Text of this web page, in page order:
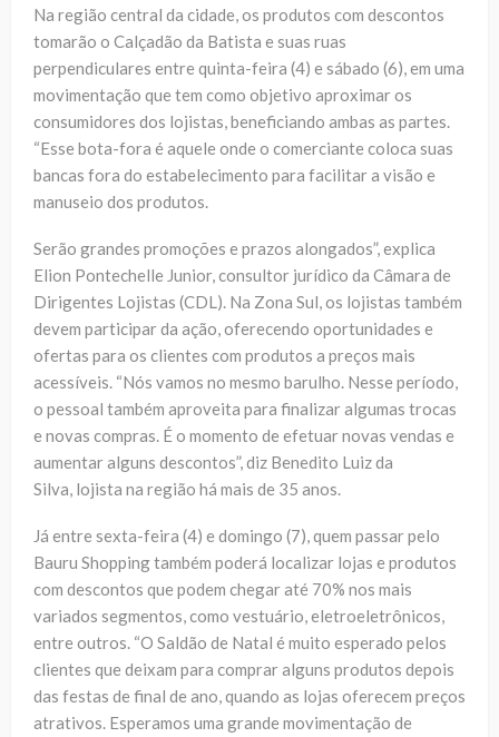
Na região central da cidade, os produtos com descontos
tomarão o Calçadão da Batista e suas ruas
perpendiculares entre quinta-feira (4) e sábado (6), em uma
movimentação que tem como objetivo aproximar os
consumidores dos lojistas, beneficiando ambas as partes.
“Esse bota-fora é aquele onde o comerciante coloca suas
bancas fora do estabelecimento para facilitar a visão e
manuseio dos produtos.
Serão grandes promoções e prazos alongados”, explica
Elion Pontechelle Junior, consultor jurídico da Câmara de
Dirigentes Lojistas (CDL). Na Zona Sul, os lojistas também
devem participar da ação, oferecendo oportunidades e
ofertas para os clientes com produtos a preços mais
acessíveis. “Nós vamos no mesmo barulho. Nesse período,
o pessoal também aproveita para finalizar algumas trocas
e novas compras. É o momento de efetuar novas vendas e
aumentar alguns descontos”, diz Benedito Luiz da
Silva, lojista na região há mais de 35 anos.
Já entre sexta-feira (4) e domingo (7), quem passar pelo
Bauru Shopping também poderá localizar lojas e produtos
com descontos que podem chegar até 70% nos mais
variados segmentos, como vestuário, eletroeletrônicos,
entre outros. “O Saldão de Natal é muito esperado pelos
clientes que deixam para comprar alguns produtos depois
das festas de final de ano, quando as lojas oferecem preços
atrativos. Esperamos uma grande movimentação de